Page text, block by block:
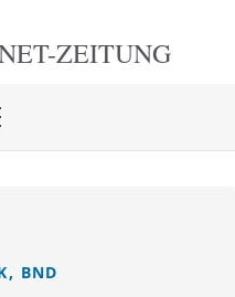
ZEITUNG
BND